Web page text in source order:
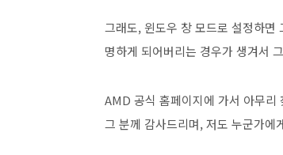
그래도, 윈도우 창 모드로 설정하면
명하게 되어버리는 경우가 생겨서
AMD 공식 홈페이지에 가서 아무리
그 분께 감사드리며, 저도 누군가에